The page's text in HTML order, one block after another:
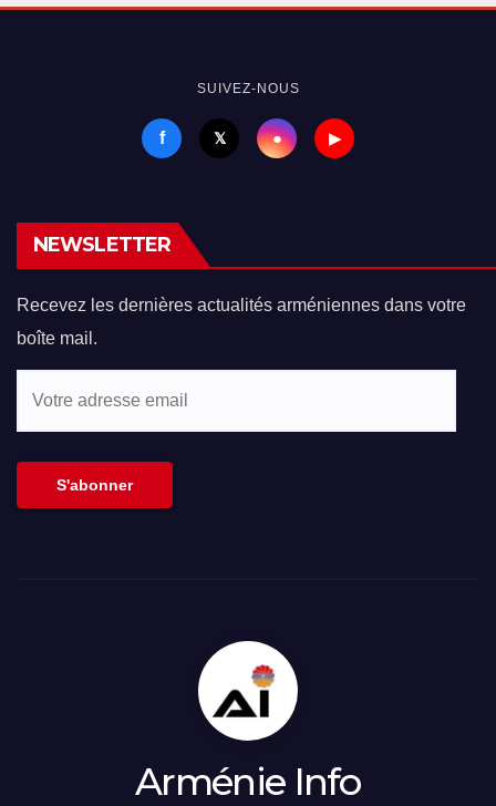
SUIVEZ-NOUS
f 𝕏 ● ▶
NEWSLETTER
Recevez les dernières actualités arméniennes dans votre
boîte mail.
S'abonner
Arménie Info